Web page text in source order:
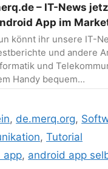
– IT-News
App im
könnt ihr unsere IT-
und andere
und
Handy bequem…
, de.merq.org,
, Tutorial
app, android app